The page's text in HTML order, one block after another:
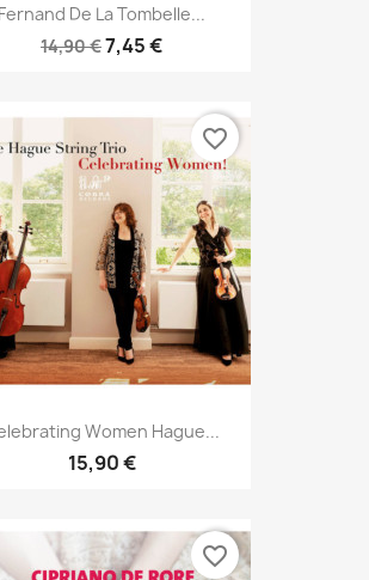
Fernand De La Tombelle...
14,90 €7,45 €
Women Hague...
15,90 €
favorite_border
favorite_border